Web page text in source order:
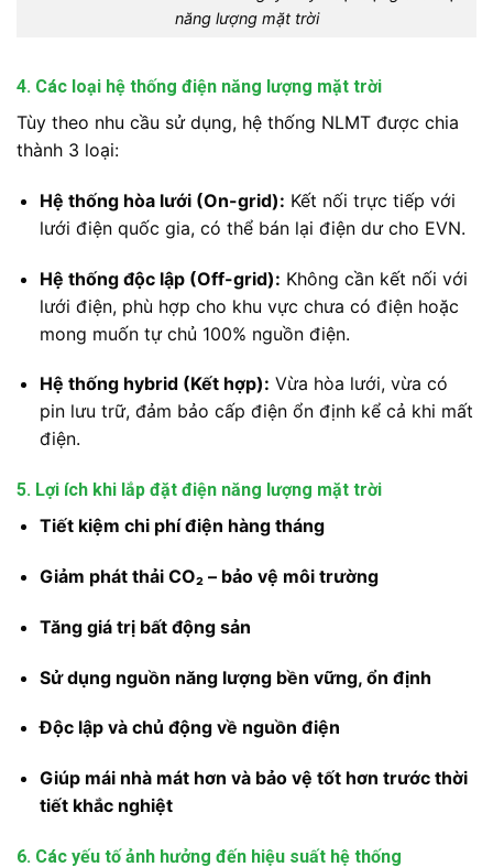
năng lượng mặt trời
4. Các loại hệ thống điện năng lượng mặt trời
Tùy theo nhu cầu sử dụng, hệ thống NLMT được chia
thành 3 loại:
Hệ thống hòa lưới (On-grid): Kết nối trực tiếp với
lưới điện quốc gia, có thể bán lại điện dư cho EVN.
Hệ thống độc lập (Off-grid): Không cần kết nối với
lưới điện, phù hợp cho khu vực chưa có điện hoặc
mong muốn tự chủ 100% nguồn điện.
Hệ thống hybrid (Kết hợp): Vừa hòa lưới, vừa có
pin lưu trữ, đảm bảo cấp điện ổn định kể cả khi mất
điện.
5. Lợi ích khi lắp đặt điện năng lượng mặt trời
Tiết kiệm chi phí điện hàng tháng
Giảm phát thải CO₂ – bảo vệ môi trường
Tăng giá trị bất động sản
Sử dụng nguồn năng lượng bền vững, ổn định
Độc lập và chủ động về nguồn điện
Giúp mái nhà mát hơn và bảo vệ tốt hơn trước thời
tiết khắc nghiệt
6. Các yếu tố ảnh hưởng đến hiệu suất hệ thống